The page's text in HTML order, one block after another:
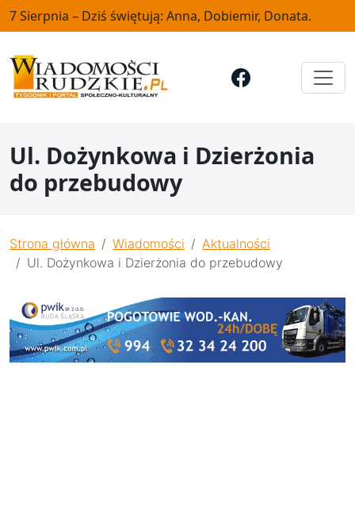
7 Sierpnia – Dziś świętują: Anna, Dobiemir, Donata.
Ul. Dożynkowa i Dzierżonia
do przebudowy
Strona główna Wiadomości
Aktualności
Ul. Dożynkowa i Dzierżonia do przebudowy